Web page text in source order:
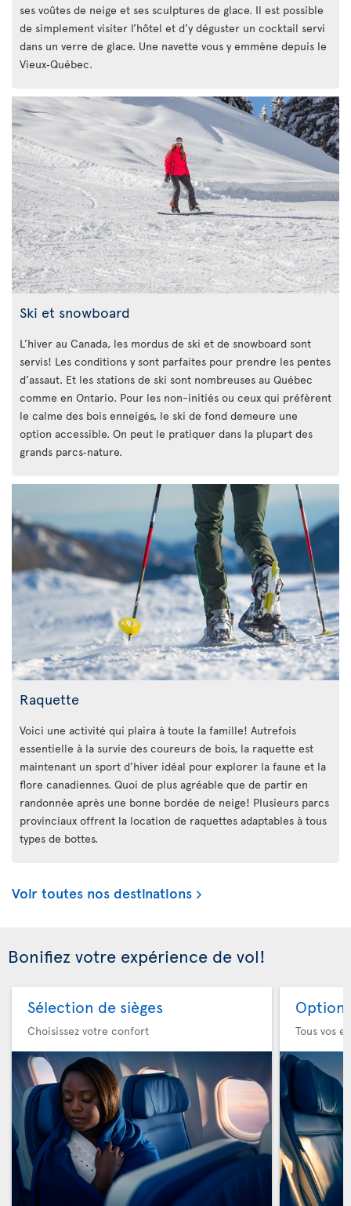
ses voûtes de neige et ses sculptures de glace. Il est possible
de simplement visiter l’hôtel et d’y déguster un cocktail servi
dans un verre de glace. Une navette vous y emmène depuis le
Vieux‑Québec.
Ski et snowboard
L’hiver au Canada, les mordus de ski et de snowboard sont
servis! Les conditions y sont parfaites pour prendre les pentes
d’assaut. Et les stations de ski sont nombreuses au Québec
comme en Ontario. Pour les non-initiés ou ceux qui préfèrent
le calme des bois enneigés, le ski de fond demeure une
option accessible. On peut le pratiquer dans la plupart des
grands parcs‑nature.
Raquette
Voici une activité qui plaira à toute la famille! Autrefois
essentielle à la survie des coureurs de bois, la raquette est
maintenant un sport d’hiver idéal pour explorer la faune et la
flore canadiennes. Quoi de plus agréable que de partir en
randonnée après une bonne bordée de neige! Plusieurs parcs
provinciaux offrent la location de raquettes adaptables à tous
types de bottes.
Voir toutes nos destinations
Bonifiez votre expérience de vol!
Sélection de sièges
Choisissez votre confort
Option
Tous vos